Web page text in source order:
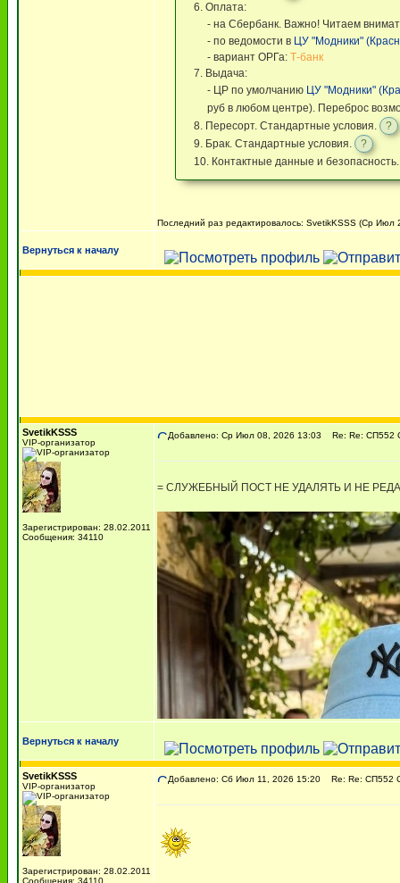
6. Оплата:
- на Сбербанк. Важно! Читаем
- по ведомости в ЦУ "Модники"
- вариант ОРГа: Т-банк
7. Выдача:
- ЦР по умолчанию ЦУ "Модники"
руб в любом центре). Переброс
8. Пересорт. Стандартные условия.
?
9. Брак. Стандартные условия.
?
10. Контактные данные и
Последний раз редактировалось: SvetikKSSS (Ср Июл
Вернуться к началу
SvetikKSSS
VIP-организатор
Зарегистрирован: 28.02.2011
Сообщения: 34110
Добавлено: Ср Июл 08, 2026 13:03 Re: Re: СП552
= СЛУЖЕБНЫЙ ПОСТ НЕ УДАЛЯТЬ И НЕ
Вернуться к началу
SvetikKSSS
VIP-организатор
Зарегистрирован: 28.02.2011
Сообщения: 34110
Добавлено: Сб Июл 11, 2026 15:20 Re: Re: СП552